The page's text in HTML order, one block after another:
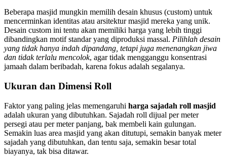
Beberapa masjid mungkin memilih desain khusus (custom) untuk
mencerminkan identitas atau arsitektur masjid mereka yang unik.
Desain custom ini tentu akan memiliki harga yang lebih tinggi
dibandingkan motif standar yang diproduksi massal. Pilihlah desain
yang tidak hanya indah dipandang, tetapi juga menenangkan jiwa
dan tidak terlalu mencolok, agar tidak mengganggu konsentrasi
jamaah dalam beribadah, karena fokus adalah segalanya.
Ukuran dan Dimensi Roll
Faktor yang paling jelas memengaruhi harga sajadah roll masjid
adalah ukuran yang dibutuhkan. Sajadah roll dijual per meter
persegi atau per meter panjang, bak membeli kain gulungan.
Semakin luas area masjid yang akan ditutupi, semakin banyak meter
sajadah yang dibutuhkan, dan tentu saja, semakin besar total
biayanya, tak bisa ditawar.